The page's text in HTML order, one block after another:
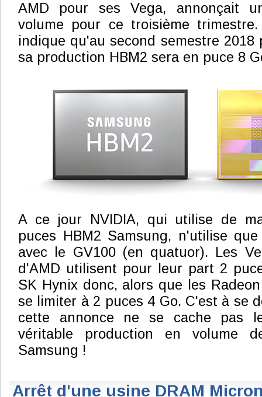
AMD pour ses Vega, annonçait
volume pour ce troisième
indique qu'au second semestre
sa production HBM2 sera en puce 8
A ce jour NVIDIA, qui utilise de
puces HBM2 Samsung, n'utilise
avec le GV100 (en quatuor). Les
d'AMD utilisent pour leur part 2
SK Hynix donc, alors que les
se limiter à 2 puces 4 Go. C'est à se
cette annonce ne se cache pas
véritable production en volume
Samsung !
Arrêt d'une usine DRAM